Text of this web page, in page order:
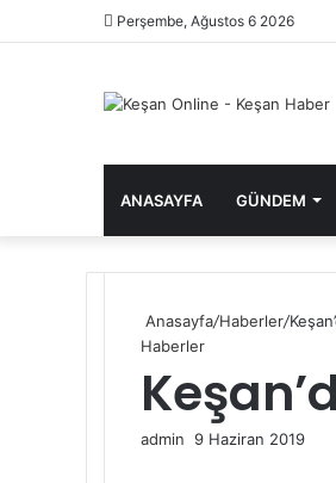
Perşembe, Ağustos 6 2026
ANASAYFA GÜNDEM
Anasayfa/Haberler/
Haberler
admin Bir
9 Haziran 2019